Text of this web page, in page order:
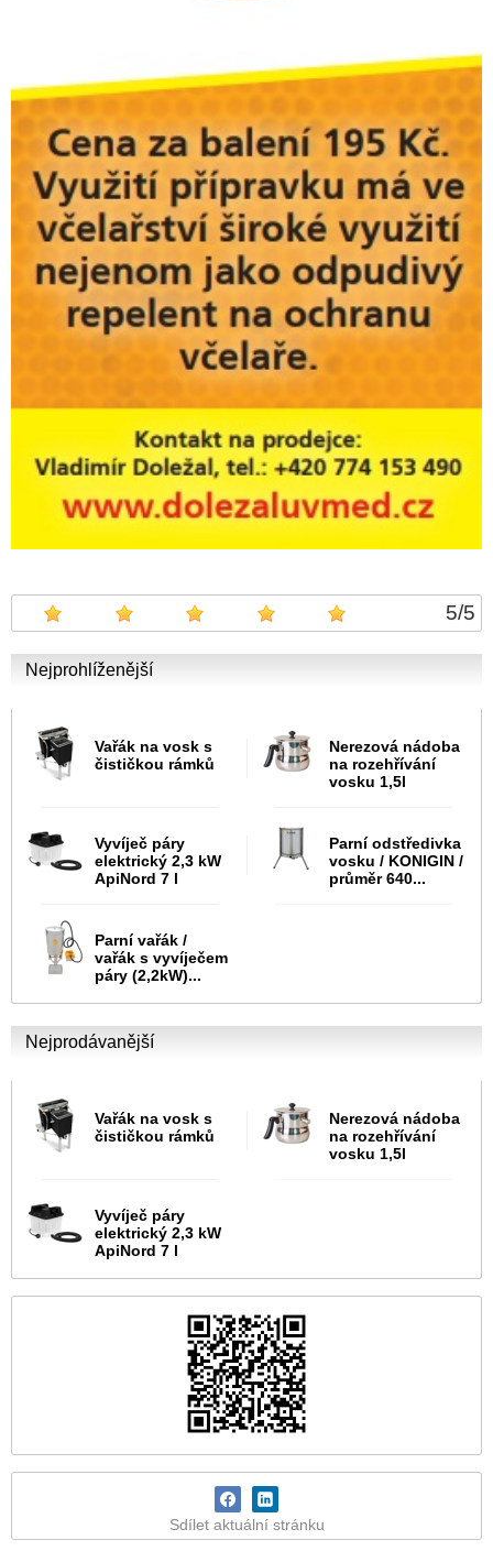
5/5
Nejprohlíženější
Vařák na vosk s
čističkou rámků
Nerezová nádoba
na rozehřívání
vosku 1,5l
Vyvíječ páry
elektrický 2,3 kW
ApiNord 7 l
Parní odstředivka
vosku / KONIGIN /
průměr 640...
Parní vařák /
vařák s vyvíječem
páry (2,2kW)...
Nejprodávanější
Vařák na vosk s
čističkou rámků
Nerezová nádoba
na rozehřívání
vosku 1,5l
Vyvíječ páry
elektrický 2,3 kW
ApiNord 7 l
Sdílet aktuální stránku